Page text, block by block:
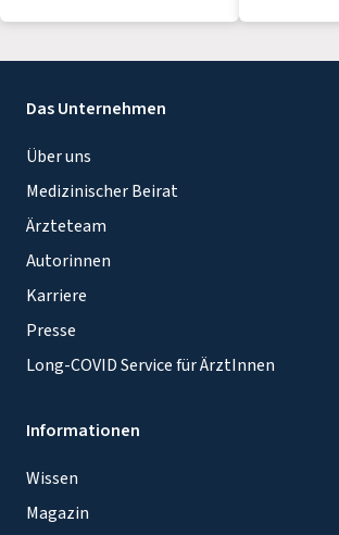
Das Unternehmen
Über uns
Medizinischer Beirat
Ärzteteam
Autorinnen
Karriere
Presse
Long-COVID Service für ÄrztInnen
Informationen
Wissen
Magazin